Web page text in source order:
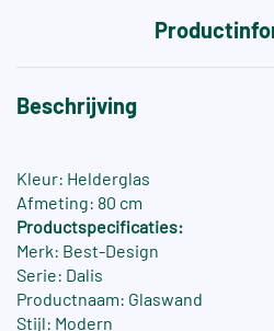
Beschrijving
Kleur: Helderglas
Afmeting: 80 cm
Productspecificaties:
Merk: Best-Design
Serie: Dalis
Productnaam: Glaswand
Stijl: Modern